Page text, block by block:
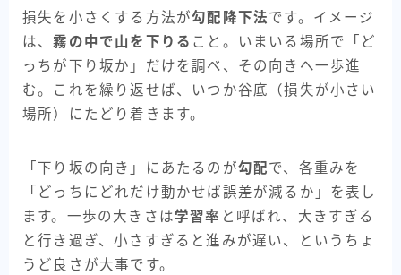
損失を小さくする方法が勾配降下法です。イメージ
は、霧の中で山を下りる こと。いまいる場所で「ど
っちが下り坂か」だけを調べ、その向きへ一歩進
む。これを繰り返せば、いつか谷底（損失が小さい
場所）にたどり着きます。
「下り坂の向き」にあたるのが勾配で、各重みを
「どっちにどれだけ動かせば誤差が減るか」を表し
ます。一歩の大きさは学習率 と呼ばれ、大きすぎる
と行き過ぎ、小さすぎると進みが遅い、というちょ
うど良さが大事です。